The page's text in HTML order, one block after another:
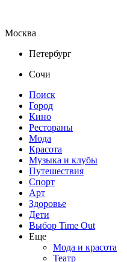
Москва
Петербург
Сочи
Поиск
Город
Кино
Рестораны
Мода
Красота
Музыка и клубы
Путешествия
Спорт
Арт
Здоровье
Дети
Выбор Time Out
Еще
Мода и красота
Театр